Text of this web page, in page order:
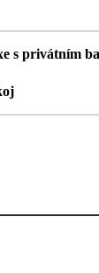
s privátním